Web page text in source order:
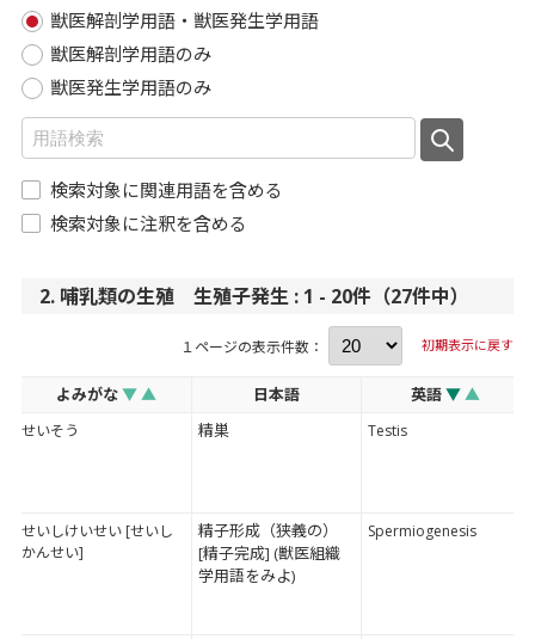
獣医解剖学用語・獣医発生学用語
獣医解剖学用語のみ
獣医発生学用語のみ
検索対象に関連用語を含める
検索対象に注釈を含める
2. 哺乳類の生殖 生殖子発生 : 1 - 20件（27件中）
１ページの表示件数： 初期表示に戻す
よみがな▼ ▲ 日本語 英語▼ ▲
せいそう 精巣 Testis
せいしけいせい [せいし
かんせい]
精子形成（狭義の）
[精子完成] (獣医組織
学用語をみよ)
Spermiogenesis